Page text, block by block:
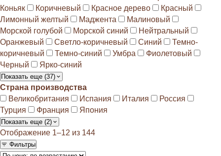
Коньяк
Коричневый Красное дерево
Красный
Лимонный желтый
Маджента
Малиновый
Морской голубой
Морской синий
Нейтральный
Оранжевый
Светло-коричневый Синий
Темно-
коричневый
Темно-синий Умбра
Фиолетовый
Черный
Ярко-синий
Показать еще (37)
Страна производства
Великобритания
Испания Италия
Россия
Турция
Франция Япония
Показать еще (2)
Отображение 1–12 из 144
Фильтры